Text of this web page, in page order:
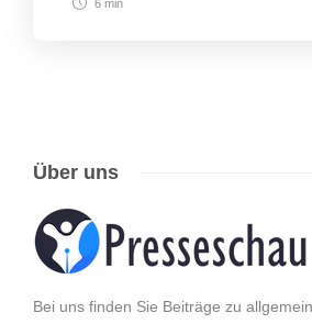
6 min
Über uns
Bei uns finden Sie Beiträge zu